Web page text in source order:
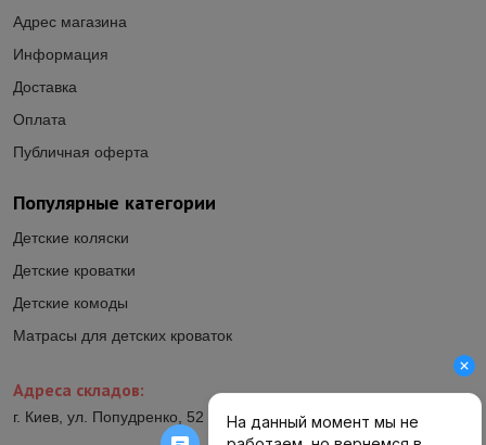
Популярные категории
Детские коляски
Детские кроватки
Детские комоды
Матрасы для детских кроваток
Адрес магазина
Информация
Доставка
Оплата
Публичная оферта
Адреса складов:
г. Киев, ул. Попудренко, 52 (ул.Гетьмана Павла Полуботка, 52)